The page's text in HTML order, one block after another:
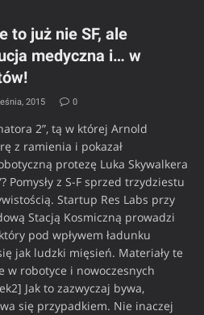
to już nie SF, ale
medyczna i… w
2015 0
2”, tą w której Arnold
z ramienia i pokazał
protezę Luka Skywalkera
Pomysły z S-F sprzed trzydziestu
Startup Res Labs przy
Stacją Kosmiczną prowadzi
pod wpływem ładunku
jak ludzki mięsień. Materiały te
w robotyce i nowoczesnych
Jak to zazwyczaj bywa,
się przypadkiem. Nie inaczej